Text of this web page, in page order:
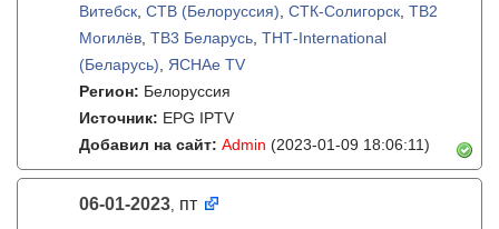
Витебск СТВ (Белоруссия) СТК-Солигорск ТВ2
Могилёв ТВ3 Беларусь ТНТ-International
(Беларусь)
ЯСНАе TV
Регион: Белоруссия
Источник: EPG IPTV
Добавил на сайт: Admin (2023-01-09 18:06:11)
06-01-2023, пт